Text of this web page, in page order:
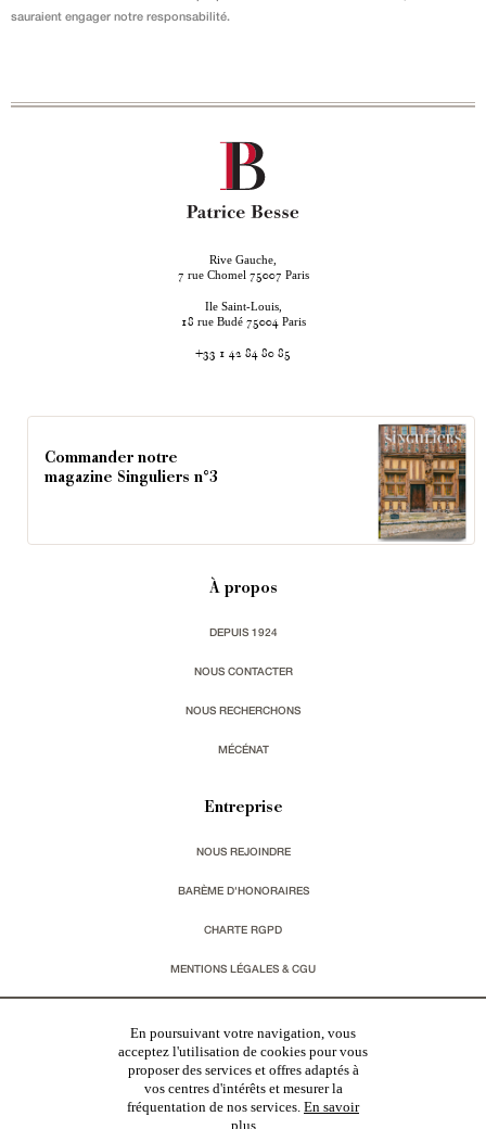
sauraient engager notre responsabilité.
Rive Gauche,
7 rue Chomel 75007 Paris
Ile Saint-Louis,
18 rue Budé 75004 Paris
+33 1 42 84 80 85
Commander notre
magazine Singuliers n°3
À propos
DEPUIS 1924
NOUS CONTACTER
NOUS RECHERCHONS
MÉCÉNAT
Entreprise
NOUS REJOINDRE
BARÈME D'HONORAIRES
CHARTE RGPD
MENTIONS LÉGALES & CGU
Vous souhaitez recevoir nos lettres d'information ?
En poursuivant votre navigation, vous
acceptez l'utilisation de cookies pour vous
proposer des services et offres adaptés à
vos centres d'intérêts et mesurer la
fréquentation de nos services. En savoir
plus